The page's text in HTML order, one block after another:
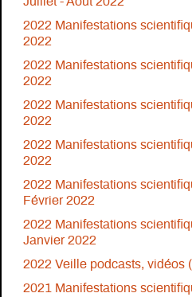
2022 Manifestations
2022
2022 Manifestations
2022
2022 Manifestations
2022
2022 Manifestations
2022
2022 Manifestations
Février 2022
2022 Manifestations
Janvier 2022
2022 Veille podcasts, vidéos
2021 Manifestations